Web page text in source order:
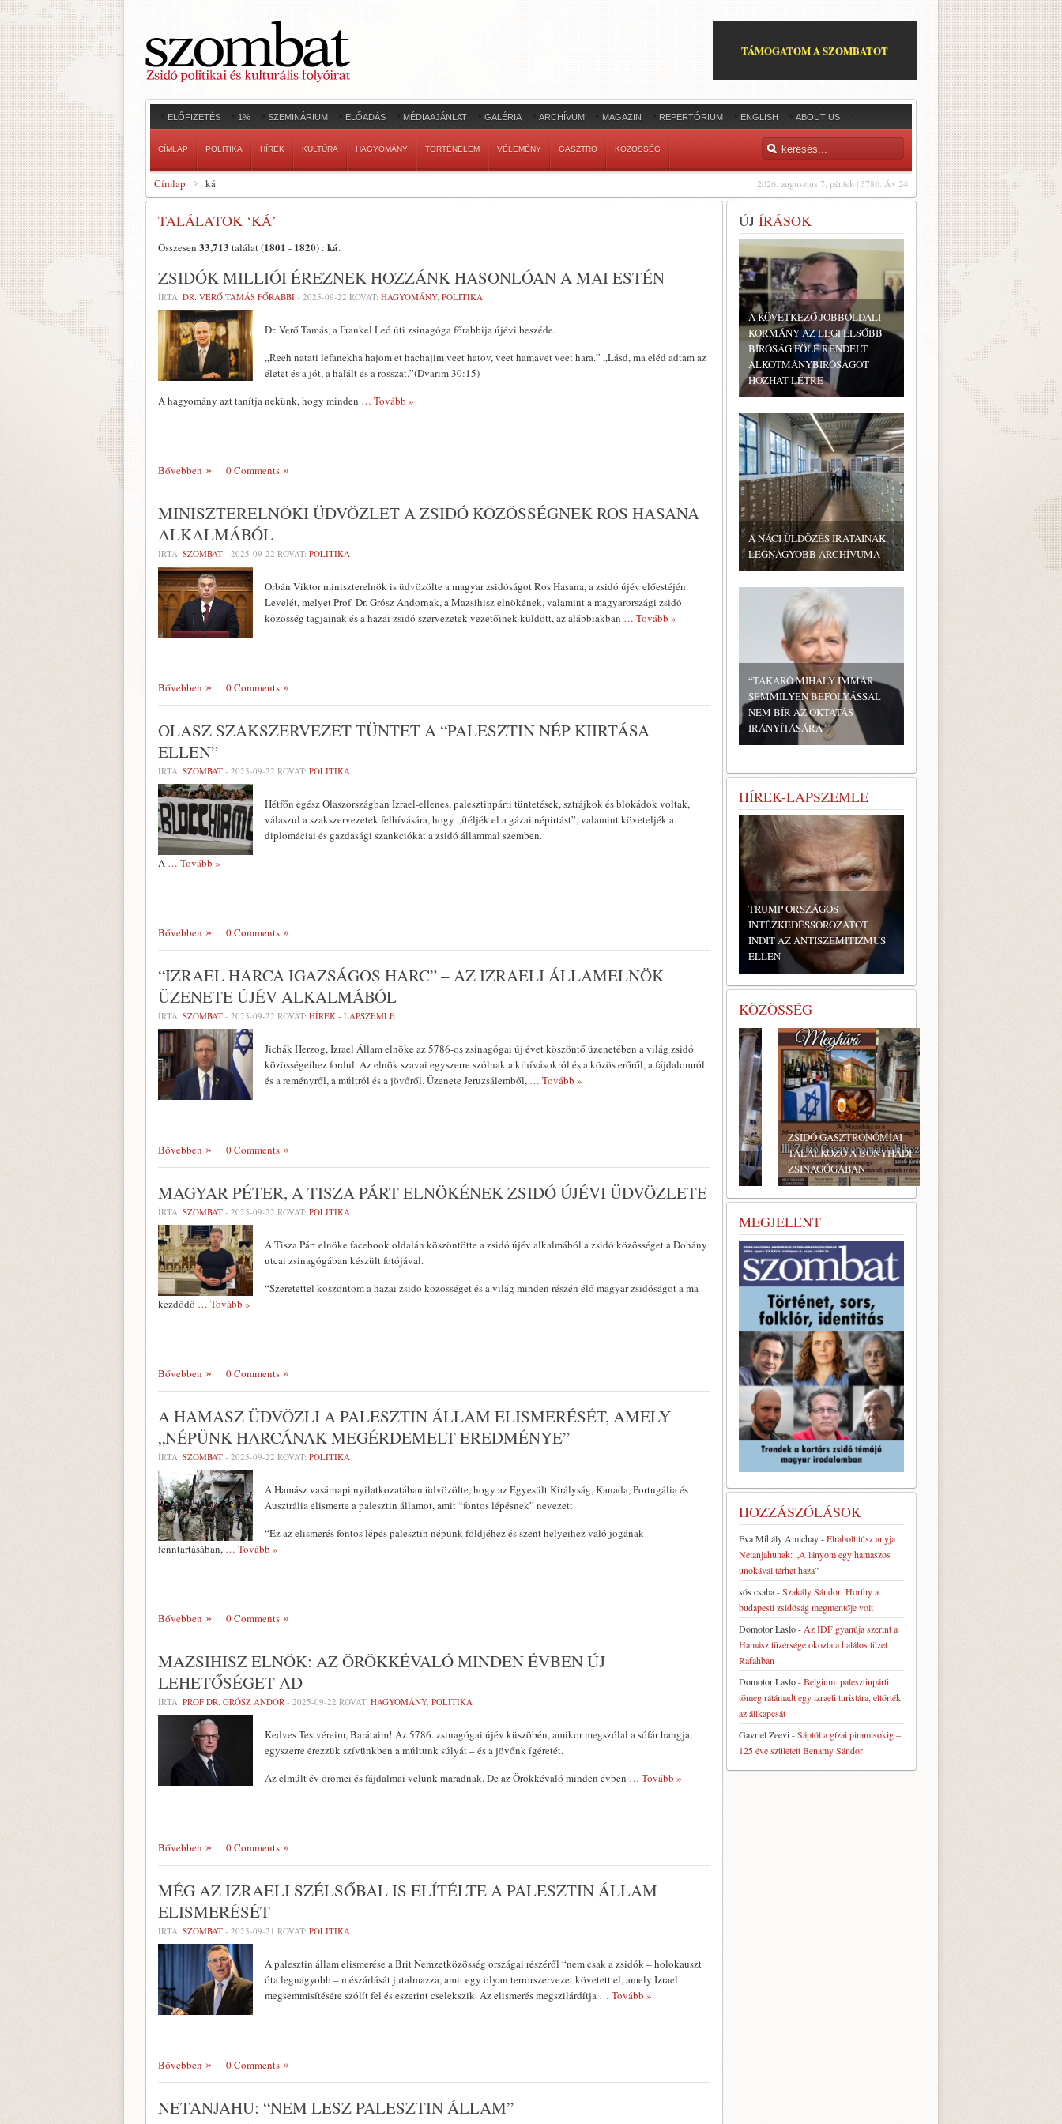
TÁMOGATOM A SZOMBATOT
ELŐFIZETÉS 1% SZEMINÁRIUM ELŐADÁS MÉDIAAJÁNLAT GALÉRIA ARCHÍVUM MAGAZIN REPERTÓRIUM ENGLISH ABOUT US
CÍMLAP POLITIKA HÍREK KULTÚRA HAGYOMÁNY TÖRTÉNELEM VÉLEMÉNY GASZTRO KÖZÖSSÉG
2026. augusztus 7, péntek | 5786. Áv 24
Címlap ká
TALÁLATOK ‘KÁ’
Összesen 33,713 találat (1801 - 1820) : ká.
ZSIDÓK MILLIÓI ÉREZNEK HOZZÁNK HASONLÓAN A MAI ESTÉN
ÍRTA: DR. VERŐ TAMÁS FŐRABBI - 2025-09-22 ROVAT: HAGYOMÁNY, POLITIKA
Dr. Verő Tamás, a Frankel Leó úti zsinagóga főrabbija újévi beszéde.
„Reeh natati lefanekha hajom et hachajim veet hatov, veet hamavet veet hara.” „Lásd, ma eléd adtam az
életet és a jót, a halált és a rosszat.”(Dvarim 30:15)
A hagyomány azt tanítja nekünk, hogy minden … Tovább »
Bővebben 0 Comments
MINISZTERELNÖKI ÜDVÖZLET A ZSIDÓ KÖZÖSSÉGNEK ROS HASANA
ALKALMÁBÓL
ÍRTA: SZOMBAT - 2025-09-22 ROVAT: POLITIKA
Orbán Viktor miniszterelnök is üdvözölte a magyar zsidóságot Ros Hasana, a zsidó újév előestéjén.
Levelét, melyet Prof. Dr. Grósz Andornak, a Mazsihisz elnökének, valamint a magyarországi zsidó
közösség tagjainak és a hazai zsidó szervezetek vezetőinek küldött, az alábbiakban … Tovább »
Bővebben 0 Comments
OLASZ SZAKSZERVEZET TÜNTET A “PALESZTIN NÉP KIIRTÁSA
ELLEN”
ÍRTA: SZOMBAT - 2025-09-22 ROVAT: POLITIKA
Hétfőn egész Olaszországban Izrael-ellenes, palesztinpárti tüntetések, sztrájkok és blokádok voltak,
válaszul a szakszervezetek felhívására, hogy „ítéljék el a gázai népirtást”, valamint követeljék a
diplomáciai és gazdasági szankciókat a zsidó állammal szemben.
A … Tovább »
Bővebben 0 Comments
“IZRAEL HARCA IGAZSÁGOS HARC” – AZ IZRAELI ÁLLAMELNÖK
ÜZENETE ÚJÉV ALKALMÁBÓL
ÍRTA: SZOMBAT - 2025-09-22 ROVAT: HÍREK - LAPSZEMLE
Jichák Herzog, Izrael Állam elnöke az 5786-os zsinagógai új évet köszöntő üzenetében a világ zsidó
közösségeihez fordul. Az elnök szavai egyszerre szólnak a kihívásokról és a közös erőről, a fájdalomról
és a reményről, a múltról és a jövőről. Üzenete Jeruzsálemből, … Tovább »
Bővebben 0 Comments
MAGYAR PÉTER, A TISZA PÁRT ELNÖKÉNEK ZSIDÓ ÚJÉVI ÜDVÖZLETE
ÍRTA: SZOMBAT - 2025-09-22 ROVAT: POLITIKA
A Tisza Párt elnöke facebook oldalán köszöntötte a zsidó újév alkalmából a zsidó közösséget a Dohány
utcai zsinagógában készült fotójával.
“Szeretettel köszöntöm a hazai zsidó közösséget és a világ minden részén élő magyar zsidóságot a ma
kezdődő … Tovább »
Bővebben 0 Comments
A HAMASZ ÜDVÖZLI A PALESZTIN ÁLLAM ELISMERÉSÉT, AMELY
„NÉPÜNK HARCÁNAK MEGÉRDEMELT EREDMÉNYE”
ÍRTA: SZOMBAT - 2025-09-22 ROVAT: POLITIKA
A Hamász vasárnapi nyilatkozatában üdvözölte, hogy az Egyesült Királyság, Kanada, Portugália és
Ausztrália elismerte a palesztin államot, amit “fontos lépésnek” nevezett.
“Ez az elismerés fontos lépés palesztin népünk földjéhez és szent helyeihez való jogának
fenntartásában, … Tovább »
Bővebben 0 Comments
MAZSIHISZ ELNÖK: AZ ÖRÖKKÉVALÓ MINDEN ÉVBEN ÚJ
LEHETŐSÉGET AD
ÍRTA: PROF DR. GRÓSZ ANDOR - 2025-09-22 ROVAT: HAGYOMÁNY, POLITIKA
Kedves Testvéreim, Barátaim! Az 5786. zsinagógai újév küszöbén, amikor megszólal a sófár hangja,
egyszerre érezzük szívünkben a múltunk súlyát – és a jövőnk ígéretét.
Az elmúlt év örömei és fájdalmai velünk maradnak. De az Örökkévaló minden évben … Tovább »
Bővebben 0 Comments
MÉG AZ IZRAELI SZÉLSŐBAL IS ELÍTÉLTE A PALESZTIN ÁLLAM
ELISMERÉSÉT
ÍRTA: SZOMBAT - 2025-09-21 ROVAT: POLITIKA
A palesztin állam elismerése a Brit Nemzetközösség országai részéről “nem csak a zsidók – holokauszt
óta legnagyobb – mészárlását jutalmazza, amit egy olyan terrorszervezet követett el, amely Izrael
megsemmisítésére szólít fel és eszerint cselekszik. Az elismerés megszilárdítja … Tovább »
Bővebben 0 Comments
NETANJAHU: “NEM LESZ PALESZTIN ÁLLAM”
ÚJ ÍRÁSOK
A KÖVETKEZŐ JOBBOLDALI
KORMÁNY AZ LEGFELSŐBB
BÍRÓSÁG FÖLÉ RENDELT
ALKOTMÁNYBÍRÓSÁGOT
HOZHAT LÉTRE
A NÁCI ÜLDÖZÉS IRATAINAK
LEGNAGYOBB ARCHÍVUMA
“TAKARÓ MIHÁLY IMMÁR
SEMMILYEN BEFOLYÁSSAL
NEM BÍR AZ OKTATÁS
IRÁNYÍTÁSÁRA”
HÍREK-LAPSZEMLE
TRUMP ORSZÁGOS
INTÉZKEDÉSSOROZATOT
INDÍT AZ ANTISZEMITIZMUS
ELLEN
KÖZÖSSÉG
ZSIDÓ GASZTRONÓMIAI
TALÁLKOZÓ A BONYHÁDI
ZSINAGÓGÁBAN
MEGJELENT
HOZZÁSZÓLÁSOK
Eva Mihály Amichay-Elrabolt túsz anyja
Netanjahunak: „A lányom egy hamaszos
unokával térhet haza”
sós csaba-Szakály Sándor: Horthy a
budapesti zsidóság megmentője volt
Domotor Laslo- Az IDF gyanúja szerint a
Hamász tüzérsége okozta a halálos tüzet
Rafahban
Domotor Laslo-Belgium: palesztinpárti
tömeg rátámadt egy izraeli turistára, eltörték
az állkapcsát
Gavriel Zeevi-Sáptól a gízai piramisokig –
125 éve született Benamy Sándor